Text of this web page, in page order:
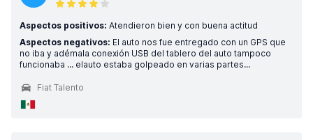
Aspectos positivos: Atendieron bien y con buena actitud
Aspectos negativos: El auto nos fue entregado con un GPS que
no iba y adémala conexión USB del tablero del auto tampoco
funcionaba ... elauto estaba golpeado en varias partes...
Fiat Talento